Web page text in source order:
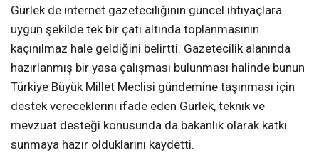
Gürlek de internet gazeteciliğinin güncel ihtiyaçlara
uygun şekilde tek bir çatı altında toplanmasının
kaçınılmaz hale geldiğini belirtti. Gazetecilik alanında
hazırlanmış bir yasa çalışması bulunması halinde bunun
Türkiye Büyük Millet Meclisi gündemine taşınması için
destek vereceklerini ifade eden Gürlek, teknik ve
mevzuat desteği konusunda da bakanlık olarak katkı
sunmaya hazır olduklarını kaydetti.